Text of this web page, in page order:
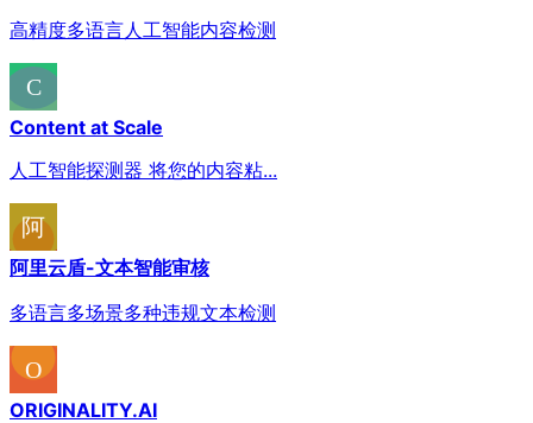
高精度多语言人工智能内容检测
Content at Scale
人工智能探测器 将您的内容粘...
阿里云盾-文本智能审核
多语言多场景多种违规文本检测
ORIGINALITY.AI